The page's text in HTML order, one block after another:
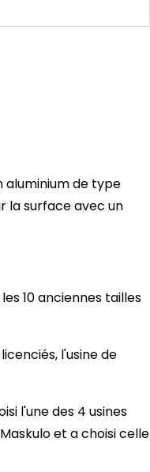
aluminium de type
la surface avec un
10 anciennes tailles
l'usine de
l'une des 4 usines
et a choisi celle